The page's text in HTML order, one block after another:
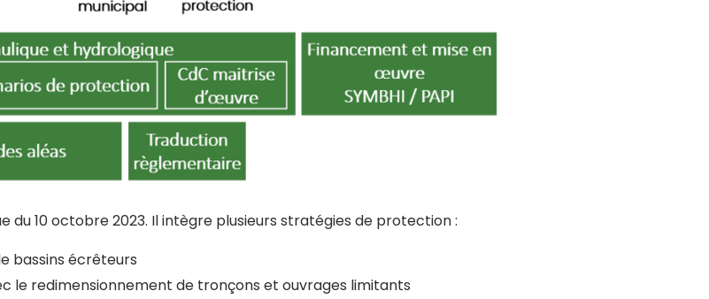
du 10 octobre 2023. Il intègre plusieurs stratégies de protection :
bassins écrêteurs
le redimensionnement de tronçons et ouvrages limitants